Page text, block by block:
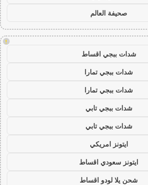
صحيفة العالم
!
شدات ببجي اقساط
شدات ببجي تمارا
شدات ببجي تمارا
شدات ببجي تابي
شدات ببجي تابي
ايتونز امريكي
ايتونز سعودي اقساط
شحن يلا لودو اقساط